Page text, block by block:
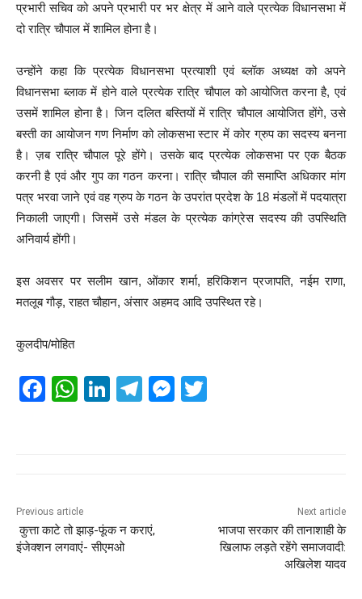
प्रभारी सचिव को अपने प्रभारी पर भर क्षेत्र में आने वाले प्रत्येक विधानसभा में
दो रात्रि चौपाल में शामिल होना है।
उन्होंने कहा कि प्रत्येक विधानसभा प्रत्याशी एवं ब्लॉक अध्यक्ष को अपने
विधानसभा ब्लाक में होने वाले प्रत्येक रात्रि चौपाल को आयोजित करना है, एवं
उसमें शामिल होना है। जिन दलित बस्तियों में रात्रि चौपाल आयोजित होंगे, उसे
बस्ती का आयोजन गण निर्माण को लोकसभा स्टार में कोर ग्रुप का सदस्य बनना
है। ज़ब रात्रि चौपाल पूरे होंगे। उसके बाद प्रत्येक लोकसभा पर एक बैठक
करनी है एवं और गुप का गठन करना। रात्रि चौपाल की समाप्ति अधिकार मांग
पत्र भरवा जाने एवं वह ग्रुप के गठन के उपरांत प्रदेश के 18 मंडलों में पदयात्रा
निकाली जाएगी। जिसमें उसे मंडल के प्रत्येक कांग्रेस सदस्य की उपस्थिति
अनिवार्य होंगी।
इस अवसर पर सलीम खान, ओंकार शर्मा, हरिकिशन प्रजापति, नईम राणा,
मतलूब गौड़, राहत चौहान, अंसार अहमद आदि उपस्थित रहे।
कुलदीप/मोहित
F
o
o
W
p
p
Li
n
T
m
M
Previous article
कुत्ता काटे तो झाड़-फूंक न कराएं,
इंजेक्शन लगवाएं- सीएमओ
Next article
भाजपा सरकार की तानाशाही के
खिलाफ लड़ते रहेंगे समाजवादी:
अखिलेश यादव